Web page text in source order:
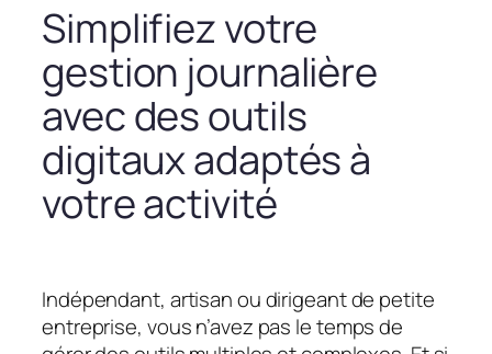
Simplifiez votre
gestion journalière
avec des outils
digitaux adaptés à
votre activité
Indépendant, artisan ou dirigeant de petite
entreprise, vous n’avez pas le temps de